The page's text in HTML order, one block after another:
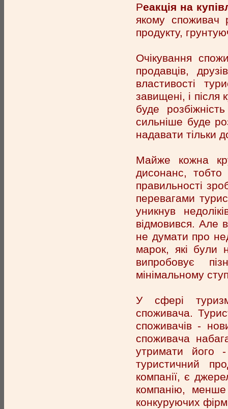
Реакція на
якому споживач
продукту,
Очікування
продавців,
властивості
завищені, і
буде
сильніше буде
надавати тільки
Майже кожна
дисонанс, тобто
правильності
перевагами
уникнув
відмовився. Але
не думати про
марок, які були
випробовує
мінімальному
У сфері
споживача.
споживачів -
споживача
утримати його -
туристичний
компанії, є
компанію, менше
конкуруючих